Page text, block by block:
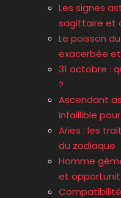
Les signes
sagittaire et
Le poisson
exacerbée
31 octobre :
?
Ascendant
infaillible
Aries : les
du zodiaque
Homme
et